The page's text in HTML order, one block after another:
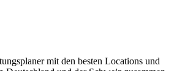
mit den besten Locations und